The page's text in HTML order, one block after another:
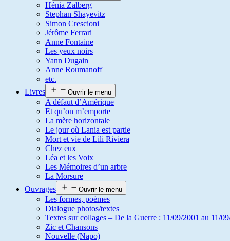
Hénia Zalberg
Stephan Shayevitz
Simon Crescioni
Jérôme Ferrari
Anne Fontaine
Les yeux noirs
Yann Dugain
Anne Roumanoff
etc.
Livres
Ouvrir le menu
A défaut d’Amérique
Et qu’on m’emporte
La mère horizontale
Le jour où Lania est partie
Mort et vie de Lili Riviera
Chez eux
Léa et les Voix
Les Mémoires d’un arbre
La Morsure
Ouvrages
Ouvrir le menu
Les formes, poèmes
Dialogue photos/textes
Textes sur collages – De la Guerre : 11/09/2001 au 11/
Zic et Chansons
Nouvelle (Napo)